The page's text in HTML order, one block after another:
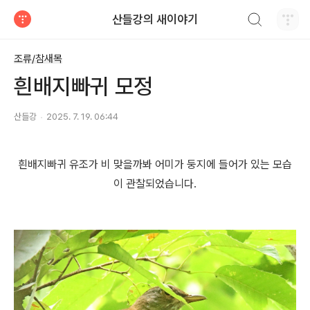
산들강의 새이야기
조류/참새목
흰배지빠귀 모정
산들강 2025. 7. 19. 06:44
흰배지빠귀 유조가 비 맞을까봐 어미가 둥지에 들어가 있는 모습
이 관찰되었습니다.